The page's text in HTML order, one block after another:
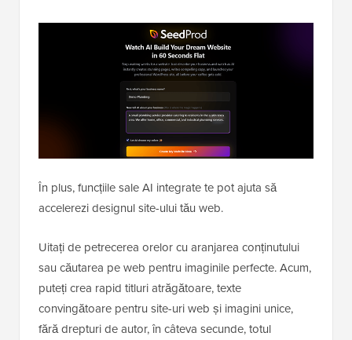
În plus, funcțiile sale AI integrate te pot ajuta să
accelerezi designul site-ului tău web.
Uitați de petrecerea orelor cu aranjarea conținutului
sau căutarea pe web pentru imaginile perfecte. Acum,
puteți crea rapid titluri atrăgătoare, texte
convingătoare pentru site-uri web și imagini unice,
fără drepturi de autor, în câteva secunde, totul